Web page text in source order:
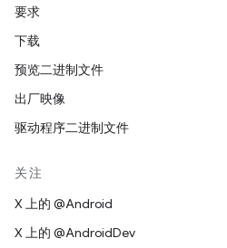
要求
下载
预览二进制文件
出厂映像
驱动程序二进制文件
关注
X 上的 @Android
X 上的 @AndroidDev